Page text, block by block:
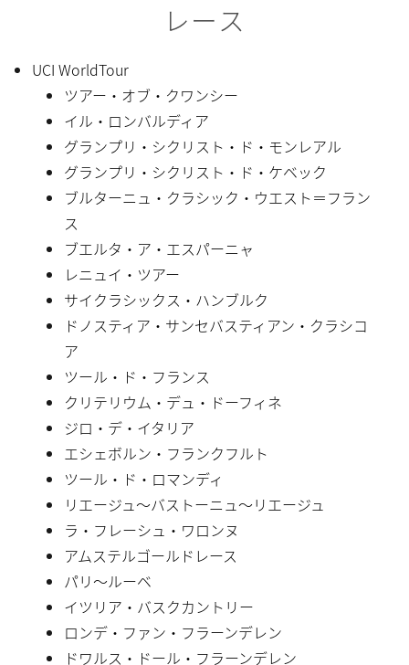
レース
UCI WorldTour
ツアー・オブ・クワンシー
イル・ロンバルディア
グランプリ・シクリスト・ド・モンレアル
グランプリ・シクリスト・ド・ケベック
ブルターニュ・クラシック・ウエスト＝フラン
ス
ブエルタ・ア・エスパーニャ
レニュイ・ツアー
サイクラシックス・ハンブルク
ドノスティア・サンセバスティアン・クラシコ
ア
ツール・ド・フランス
クリテリウム・デュ・ドーフィネ
ジロ・デ・イタリア
エシェボルン・フランクフルト
ツール・ド・ロマンディ
リエージュ〜バストーニュ〜リエージュ
ラ・フレーシュ・ワロンヌ
アムステルゴールドレース
パリ〜ルーベ
イツリア・バスクカントリー
ロンデ・ファン・フラーンデレン
ドワルス・ドール・フラーンデレン